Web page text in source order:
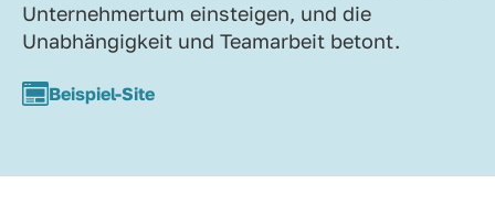
Unternehmertum einsteigen, und die
Unabhängigkeit und Teamarbeit betont.
Beispiel-Site